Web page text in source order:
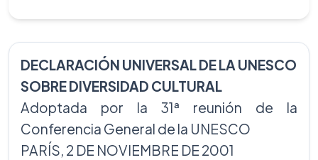
DECLARACIÓN UNIVERSAL DE LA UNESCO
SOBRE DIVERSIDAD CULTURAL
Adoptada por la 31ª reunión de la
Conferencia General de la UNESCO
PARÍS, 2 DE NOVIEMBRE DE 2001